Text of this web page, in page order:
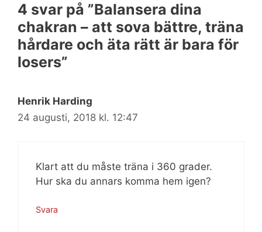
4 svar på ”Balansera dina
chakran – att sova bättre, träna
hårdare och äta rätt är bara för
losers”
Henrik Harding
24 augusti, 2018 kl. 12:47
Klart att du måste träna i 360 grader.
Hur ska du annars komma hem igen?
Svara